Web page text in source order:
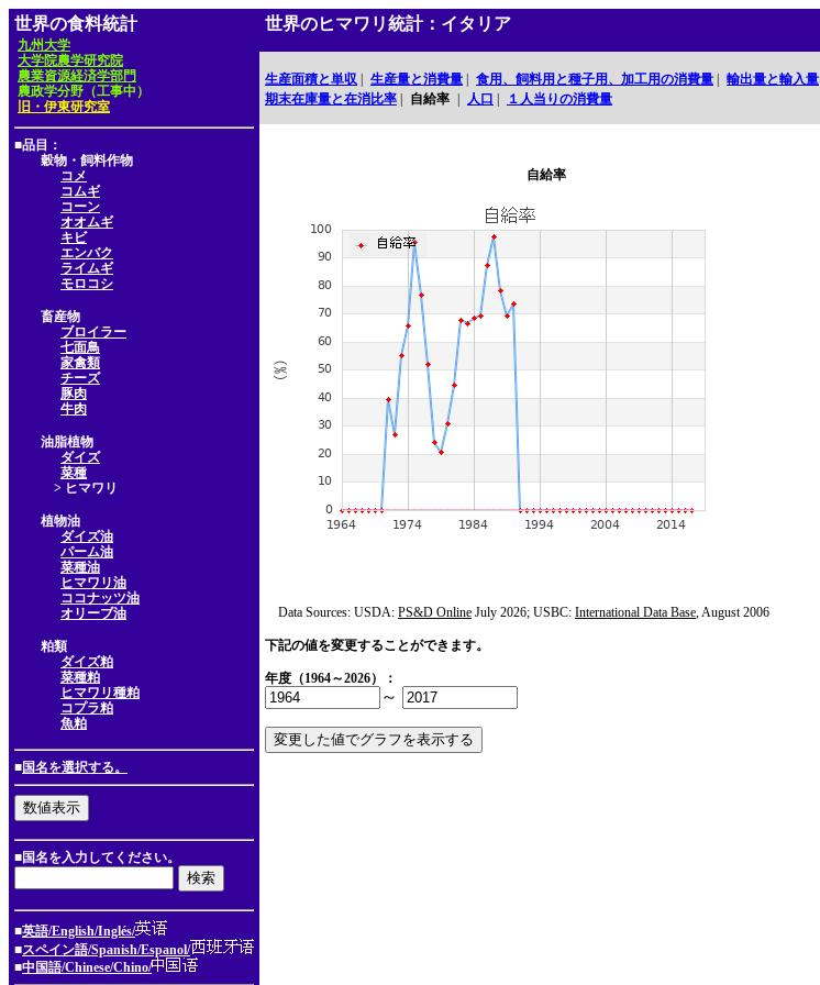
世界の食料統計
九州大学
大学院農学研究院
農業資源経済学部門
農政学分野（工事中）
旧・伊東研究室
■品目：
穀物・飼料作物
コメ
コムギ
コーン
オオムギ
キビ
エンバク
ライムギ
モロコシ
畜産物
ブロイラー
七面鳥
家禽類
チーズ
豚肉
牛肉
油脂植物
ダイズ
菜種
> ヒマワリ
植物油
ダイズ油
パーム油
菜種油
ヒマワリ油
ココナッツ油
オリーブ油
粕類
ダイズ粕
菜種粕
ヒマワリ種粕
コプラ粕
魚粕
■国名を選択する。
■国名を入力してください。
■英語/English/Inglés/
■スペイン語/Spanish/Espanol/
■中国語/Chinese/Chino/
世界のヒマワリ統計：イタリア
生産面積と単収 生産量と消費量 食用、飼料用と種子用、加工用の消費量 輸出量と輸入量
期末在庫量と在消比率
自給率 人口 １人当りの消費量
自給率
Data Sources: USDA: PS&D Online July 2026; USBC: International Data Base, August 2006
下記の値を変更することができます。
年度（1964～2026）：
～